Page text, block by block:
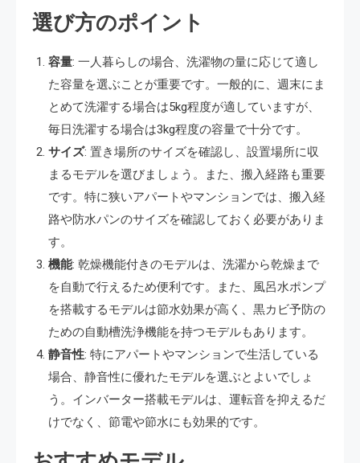
選び方のポイント
容量: 一人暮らしの場合、洗濯物の量に応じて適し
た容量を選ぶことが重要です。一般的に、週末にま
とめて洗濯する場合は5kg程度が適していますが、
毎日洗濯する場合は3kg程度の容量で十分です​​。
サイズ: 置き場所のサイズを確認し、設置場所に収
まるモデルを選びましょう。また、搬入経路も重要
です。特に狭いアパートやマンションでは、搬入経
路や防水パンのサイズを確認しておく必要がありま
す​​。
機能: 乾燥機能付きのモデルは、洗濯から乾燥まで
を自動で行えるため便利です。また、風呂水ポンプ
を搭載するモデルは節水効果が高く、黒カビ予防の
ための自動槽洗浄機能を持つモデルもあります​​​​。
静音性: 特にアパートやマンションで生活している
場合、静音性に優れたモデルを選ぶとよいでしょ
う。インバーター搭載モデルは、運転音を抑えるだ
けでなく、節電や節水にも効果的です​​。